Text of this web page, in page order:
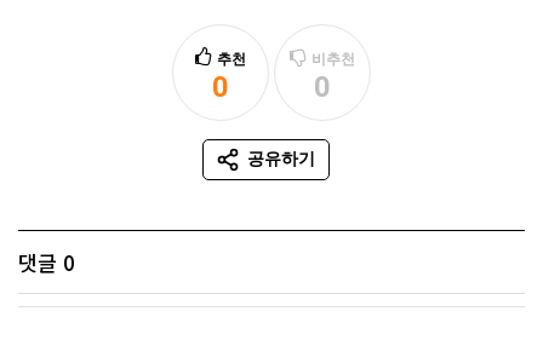
추천
0
추천
비추천
0
비추천
공유하기
SNS 공유
댓글 0